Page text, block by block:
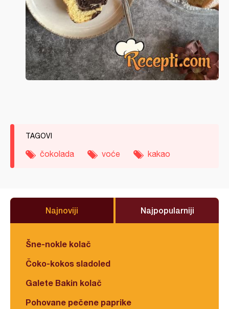
TAGOVI
čokolada voće kakao
Najnoviji Najpopularniji
Šne-nokle kolač
Čoko-kokos sladoled
Galete Bakin kolač
Pohovane pečene paprike